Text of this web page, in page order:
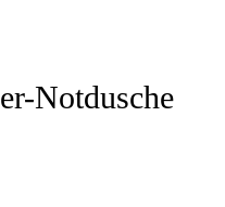
Notdusche